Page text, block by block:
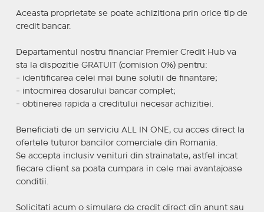
Aceasta proprietate se poate achizitiona prin orice tip de
credit bancar.
Departamentul nostru financiar Premier Credit Hub va
sta la dispozitie GRATUIT (comision 0%) pentru:
- identificarea celei mai bune solutii de finantare;
- intocmirea dosarului bancar complet;
- obtinerea rapida a creditului necesar achizitiei.
Beneficiati de un serviciu ALL IN ONE, cu acces direct la
ofertele tuturor bancilor comerciale din Romania.
Se accepta inclusiv venituri din strainatate, astfel incat
fiecare client sa poata cumpara in cele mai avantajoase
conditii.
Solicitati acum o simulare de credit direct din anunt sau